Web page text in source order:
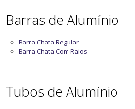
Barras de Alumínio
Barra Chata Regular
Barra Chata Com Raios
Tubos de Alumínio